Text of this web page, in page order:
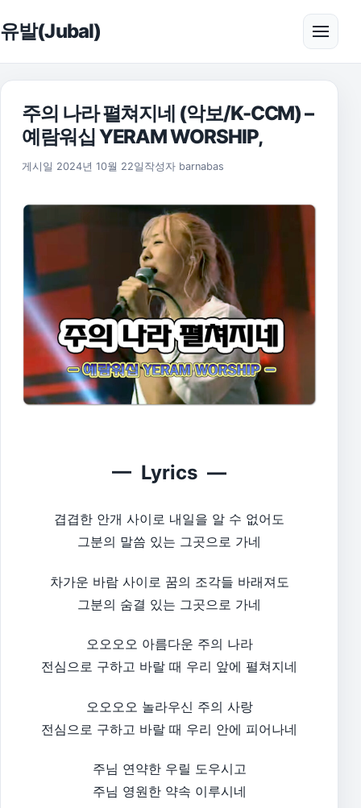
유발(Jubal) 메뉴
주의 나라 펼쳐지네 (악보/K-CCM) –
예람워십 YERAM WORSHIP,
게시일 2024년 10월 22일 2025년 11월 17일
작성자 barnabas
— Lyrics —
겹겹한 안개 사이로 내일을 알 수 없어도
그분의 말씀 있는 그곳으로 가네​
차가운 바람 사이로 꿈의 조각들 바래져도
그분의 숨결 있는 그곳으로 가네​
오오오오 아름다운 주의 나라
전심으로 구하고 바랄 때 우리 앞에 펼쳐지네​
오오오오 놀라우신 주의 사랑
전심으로 구하고 바랄 때 우리 안에 피어나네​
주님 연약한 우릴 도우시고
주님 영원한 약속 이루시네​